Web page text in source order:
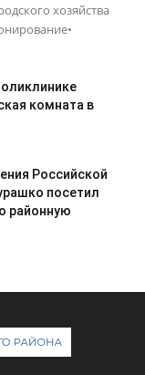
хозяйства
комната в
Российской
посетил
районную